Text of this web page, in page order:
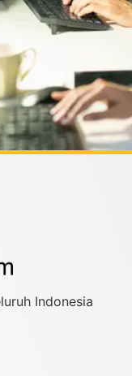
semua.
Indonesia